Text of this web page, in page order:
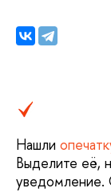
Нашли
Выделите её,
уведомление.